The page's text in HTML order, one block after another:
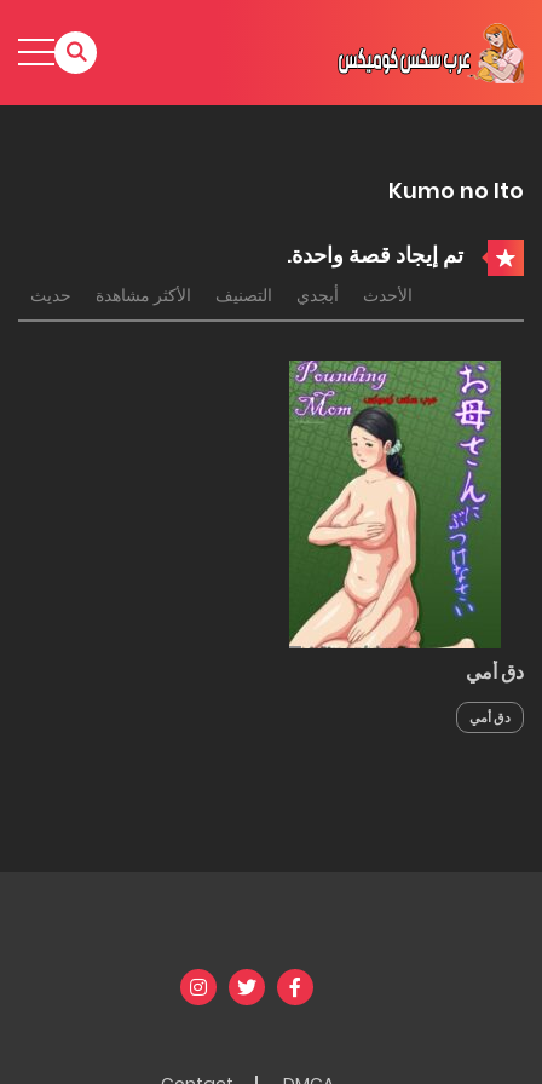
Kumo no Ito
تم إيجاد قصة واحدة.
الأحدث أبجدي التصنيف الأكثر مشاهدة حديث
دق أمي
دق أمي